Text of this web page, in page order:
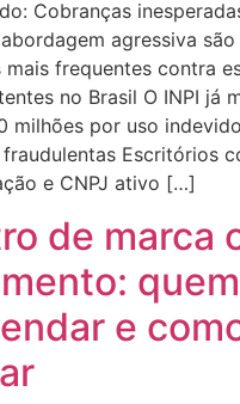
Cobranças
agressiva
mais frequentes contra
no Brasil O INPI já
milhões por uso
Escritórios
e CNPJ ativo […]
de marca
quem
e